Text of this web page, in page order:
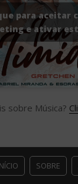
para aceitar
e ativar
sobre Música?
SOBRE